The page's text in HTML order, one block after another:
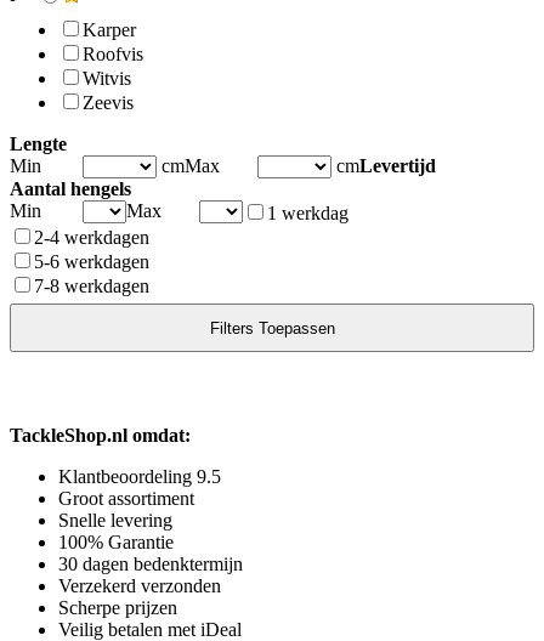
Karper
Roofvis
Witvis
Zeevis
Lengte
Min
cmMax
cm
Aantal hengels
Min
Max
Levertijd
1 werkdag
2-4 werkdagen
5-6 werkdagen
7-8 werkdagen
TackleShop.nl omdat:
Klantbeoordeling 9.5
Groot assortiment
Snelle levering
100% Garantie
30 dagen bedenktermijn
Verzekerd verzonden
Scherpe prijzen
Veilig betalen met iDeal